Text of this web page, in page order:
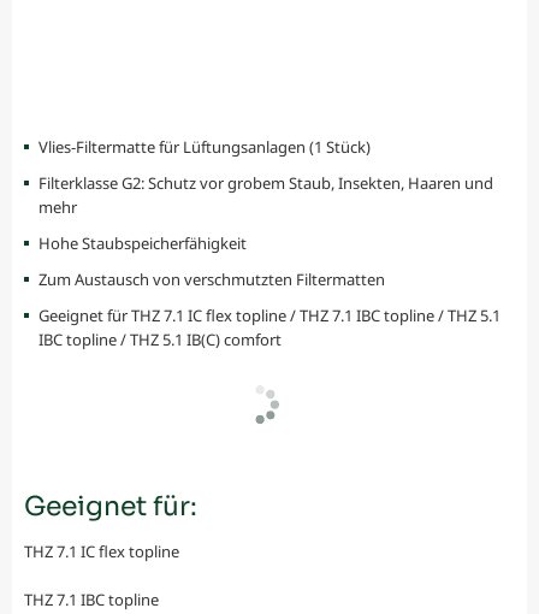
Vlies-Filtermatte für Lüftungsanlagen (1 Stück)
Filterklasse G2: Schutz vor grobem Staub, Insekten, Haaren und
mehr
Hohe Staubspeicherfähigkeit
Zum Austausch von verschmutzten Filtermatten
Geeignet für THZ 7.1 IC flex topline / THZ 7.1 IBC topline / THZ 5.1
IBC topline / THZ 5.1 IB(C) comfort
Geeignet für:
THZ 7.1 IC flex topline
THZ 7.1 IBC topline